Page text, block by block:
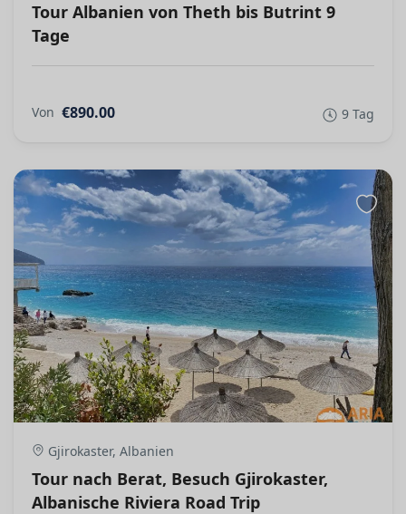
Tour Albanien von Theth bis Butrint 9
Tage
Von €890.00 9 Tag
Gjirokaster, Albanien
Tour nach Berat, Besuch Gjirokaster,
Albanische Riviera Road Trip